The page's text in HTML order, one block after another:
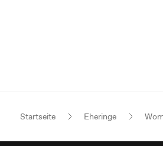
Startseite Eheringe